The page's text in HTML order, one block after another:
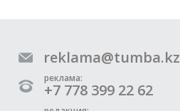
reklama@tumba.kz
реклама:
+7 778 399 22 62